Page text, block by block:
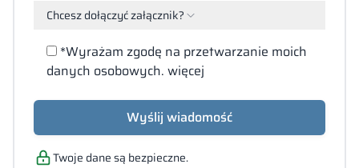
Chcesz dołączyć załącznik?
pliki
(PDF,
DOC,
JPG,
XLS)
*Wyrażam zgodę na przetwarzanie moich
danych osobowych. więcej
Wyślij wiadomość
Twoje dane są bezpieczne.